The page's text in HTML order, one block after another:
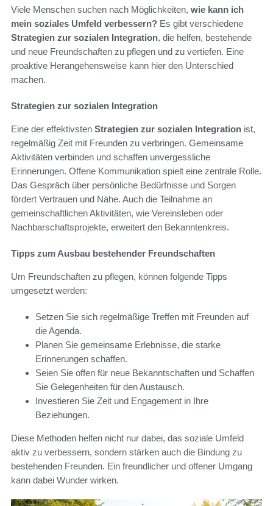
Viele Menschen suchen nach Möglichkeiten, wie kann ich
mein soziales Umfeld verbessern? Es gibt verschiedene
Strategien zur sozialen Integration, die helfen, bestehende
und neue Freundschaften zu pflegen und zu vertiefen. Eine
proaktive Herangehensweise kann hier den Unterschied
machen.
Strategien zur sozialen Integration
Eine der effektivsten Strategien zur sozialen Integration ist,
regelmäßig Zeit mit Freunden zu verbringen. Gemeinsame
Aktivitäten verbinden und schaffen unvergessliche
Erinnerungen. Offene Kommunikation spielt eine zentrale Rolle.
Das Gespräch über persönliche Bedürfnisse und Sorgen
fördert Vertrauen und Nähe. Auch die Teilnahme an
gemeinschaftlichen Aktivitäten, wie Vereinsleben oder
Nachbarschaftsprojekte, erweitert den Bekanntenkreis.
Tipps zum Ausbau bestehender Freundschaften
Um Freundschaften zu pflegen, können folgende Tipps
umgesetzt werden:
Setzen Sie sich regelmäßige Treffen mit Freunden auf
die Agenda.
Planen Sie gemeinsame Erlebnisse, die starke
Erinnerungen schaffen.
Seien Sie offen für neue Bekanntschaften und Schaffen
Sie Gelegenheiten für den Austausch.
Investieren Sie Zeit und Engagement in Ihre
Beziehungen.
Diese Methoden helfen nicht nur dabei, das soziale Umfeld
aktiv zu verbessern, sondern stärken auch die Bindung zu
bestehenden Freunden. Ein freundlicher und offener Umgang
kann dabei Wunder wirken.